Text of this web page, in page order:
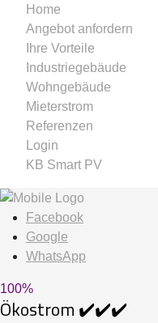
Home
Angebot anfordern
Ihre Vorteile
Industriegebäude
Wohngebäude
Mieterstrom
Referenzen
Login
KB Smart PV
Facebook
Google
WhatsApp
100%
Ökostrom ✔️✔️✔️